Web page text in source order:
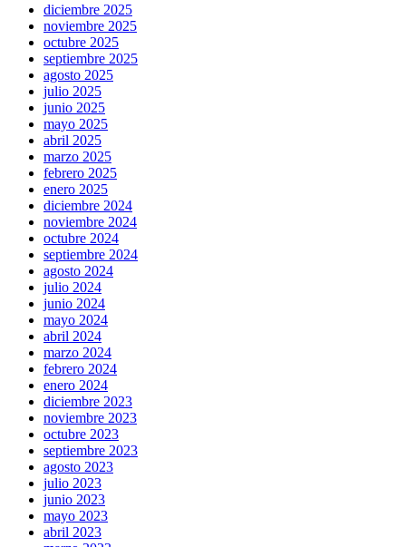
diciembre 2025
noviembre 2025
octubre 2025
septiembre 2025
agosto 2025
julio 2025
junio 2025
mayo 2025
abril 2025
marzo 2025
febrero 2025
enero 2025
diciembre 2024
noviembre 2024
octubre 2024
septiembre 2024
agosto 2024
julio 2024
junio 2024
mayo 2024
abril 2024
marzo 2024
febrero 2024
enero 2024
diciembre 2023
noviembre 2023
octubre 2023
septiembre 2023
agosto 2023
julio 2023
junio 2023
mayo 2023
abril 2023